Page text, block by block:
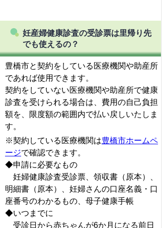
妊産婦健康診査の受診票は里帰り先
でも使えるの？
豊橋市と契約をしている医療機関や助産所
であれば使用できます。
契約をしていない医療機関や助産所で健康
診査を受けられる場合は、費用の自己負担
額を、限度額の範囲内で払い戻しいたしま
す。
※契約している医療機関は豊橋市ホームペ
ージで確認できます。
◆申請に必要なもの
妊婦健康診査受診票、領収書（原本）、
明細書（原本）、妊婦さんの口座名義・口
座番号のわかるもの、母子健康手帳
◆いつまでに
受診日から赤ちゃんが6か月になる前日